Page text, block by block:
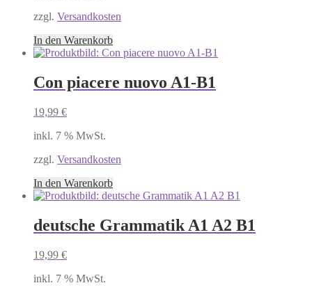
zzgl. Versandkosten
In den Warenkorb
Con piacere nuovo A1-B1
19,99 €
inkl. 7 % MwSt.
zzgl. Versandkosten
In den Warenkorb
deutsche Grammatik A1 A2 B1
19,99 €
inkl. 7 % MwSt.